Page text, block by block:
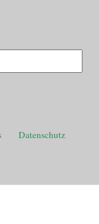
Datenschutz